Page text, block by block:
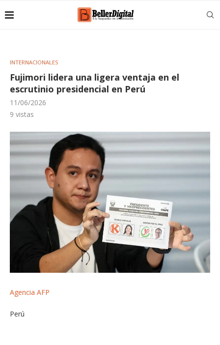
INTERNACIONALES
Fujimori lidera una ligera ventaja en el
escrutinio presidencial en Perú
11/06/2026
9 vistas
Agencia AFP
Perú